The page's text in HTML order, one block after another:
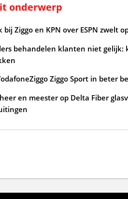
onderwerp
bij Ziggo en KPN over ESPN zwelt
behandelen klanten niet
Ziggo Sport in beter
en meester op Delta Fiber